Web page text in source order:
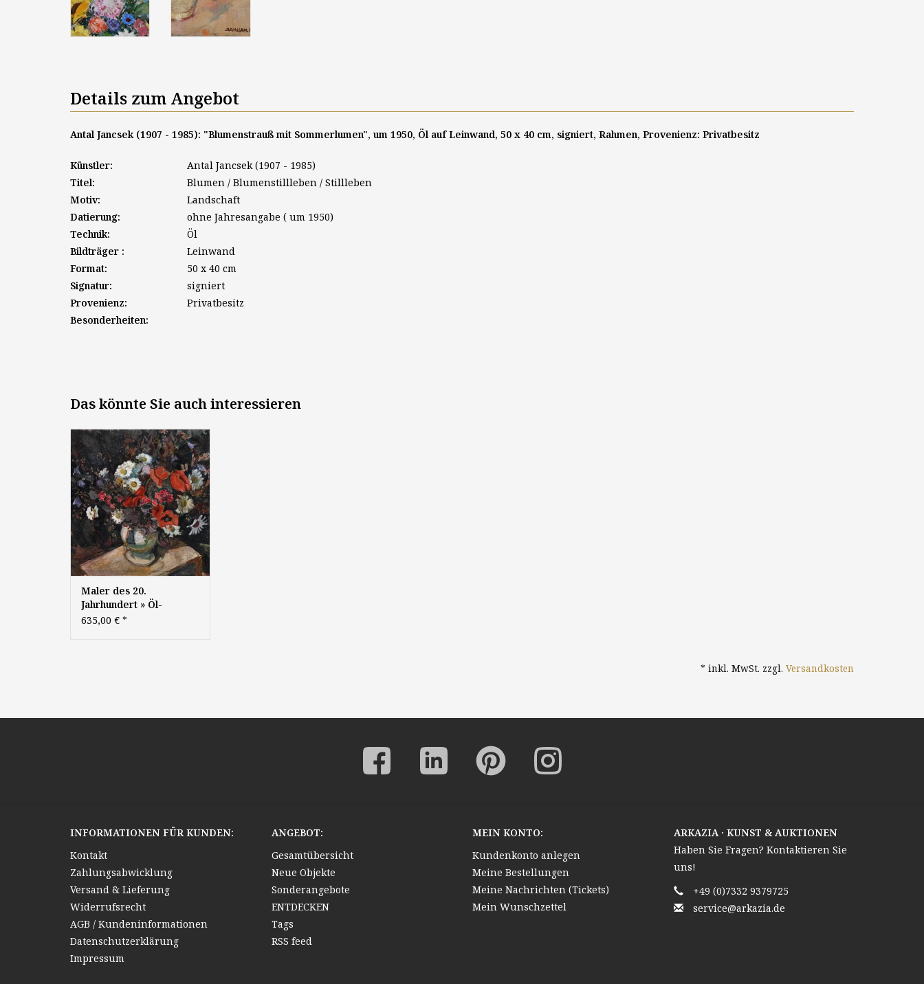
Details zum Angebot
Antal Jancsek (1907 - 1985): "Blumenstrauß mit Sommerlumen", um 1950, Öl auf Leinwand, 50 x 40 cm, signiert, Rahmen, Provenienz: Privatbesitz
Künstler:
Antal Jancsek (1907 - 1985)
Titel:
Blumen / Blumenstillleben / Stillleben
Motiv:
Landschaft
Datierung:
ohne Jahresangabe ( um 1950)
Technik:
Öl
Bildträger :
Leinwand
Format:
50 x 40 cm
Signatur:
signiert
Provenienz:
Privatbesitz
Besonderheiten:
Das könnte Sie auch interessieren
Maler des 20. Jahrhundert:
"Sommerblumenstrauß", um
1920, Öl auf Leinwand, 47,5 x
56 cm, unsigniert
Maler des 20.
Jahrhundert » Öl-
Gemälde
635,00 € *
* inkl. MwSt. zzgl. Versandkosten
INFORMATIONEN FÜR KUNDEN:
Kontakt
Zahlungsabwicklung
Versand & Lieferung
Widerrufsrecht
AGB / Kundeninformationen
Datenschutzerklärung
Impressum
ANGEBOT:
Gesamtübersicht
Neue Objekte
Sonderangebote
ENTDECKEN
Tags
RSS feed
MEIN KONTO:
Kundenkonto anlegen
Meine Bestellungen
Meine Nachrichten (Tickets)
Mein Wunschzettel
ARKAZIA · KUNST & AUKTIONEN
Haben Sie Fragen? Kontaktieren Sie
uns!
+49 (0)7332 9379725
service@arkazia.de